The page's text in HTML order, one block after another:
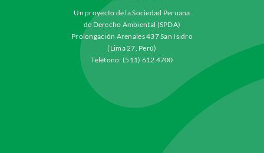
Un proyecto de la Sociedad Peruana
de Derecho Ambiental (SPDA)
Prolongación Arenales 437 San Isidro
(Lima 27, Perú)
Teléfono: (511) 612 4700